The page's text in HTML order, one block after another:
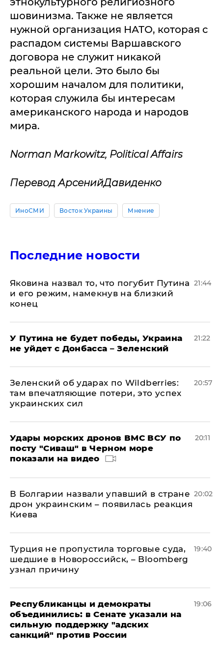
шовинизма. Также не является
нужной организация НАТО, которая с
распадом системы Варшавского
договора не служит никакой
реальной цели. Это было бы
хорошим началом для политики,
которая служила бы интересам
американского народа и народов
мира.
Norman Markowitz, Political Affairs
Перевод АрсенийДавиденко
ИноСМИ Восток Украины Мнение
Последние новости
Яковина назвал то, что погубит Путина
и его режим, намекнув на близкий
конец
21:44
У Путина не будет победы, Украина
не уйдет с Донбасса – Зеленский
21:22
Зеленский об ударах по Wildberries:
там впечатляющие потери, это успех
украинских сил
20:57
Удары морских дронов ВМС ВСУ по
посту "Сиваш" в Черном море
показали на видео
20:11
В Болгарии назвали упавший в стране
дрон украинским – появилась реакция
Киева
20:02
Турция не пропустила торговые суда,
шедшие в Новороссийск, – Bloomberg
узнал причину
19:40
Республиканцы и демократы
объединились: в Сенате указали на
сильную поддержку "адских
санкций" против России
19:06